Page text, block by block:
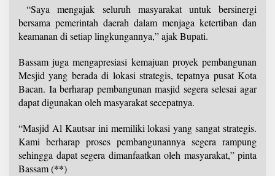
“Saya mengajak seluruh masyarakat untuk bersinergi
bersama pemerintah daerah dalam menjaga ketertiban dan
keamanan di setiap lingkungannya,” ajak Bupati.
Bassam juga mengapresiasi kemajuan proyek pembangunan
Mesjid yang berada di lokasi strategis, tepatnya pusat Kota
Bacan. Ia berharap pembangunan masjid segera selesai agar
dapat digunakan oleh masyarakat secepatnya.
“Masjid Al Kautsar ini memiliki lokasi yang sangat strategis.
Kami berharap proses pembangunannya segera rampung
sehingga dapat segera dimanfaatkan oleh masyarakat,” pinta
Bassam (**)